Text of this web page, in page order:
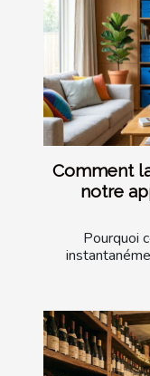
Comment
notre
Pourquoi